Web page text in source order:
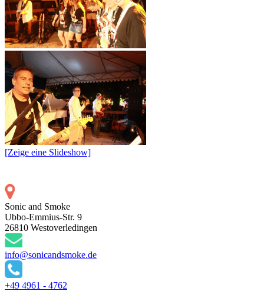
[Zeige eine Slideshow]
Sonic and Smoke
Ubbo-Emmius-Str. 9
26810 Westoverledingen
info@sonicandsmoke.de
+49 4961 - 4762